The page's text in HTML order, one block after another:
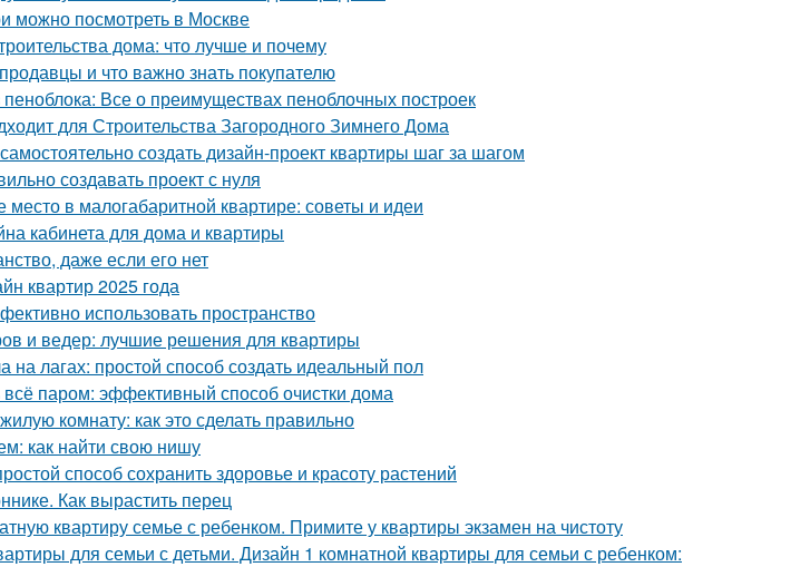
можно посмотреть в Москве
дома: что лучше и почему
и что важно знать покупателю
Все о преимуществах пеноблочных построек
для Строительства Загородного Зимнего Дома
создать дизайн-проект квартиры шаг за шагом
создавать проект с нуля
место в малогабаритной квартире: советы и идеи
кабинета для дома и квартиры
даже если его нет
квартир 2025 года
использовать пространство
и ведер: лучшие решения для квартиры
на лагах: простой способ создать идеальный пол
паром: эффективный способ очистки дома
комнату: как это сделать правильно
как найти свою нишу
способ сохранить здоровье и красоту растений
Как вырастить перец
квартиру семье с ребенком. Примите у квартиры экзамен на чистоту
для семьи с детьми. Дизайн 1 комнатной квартиры для семьи с ребенком: